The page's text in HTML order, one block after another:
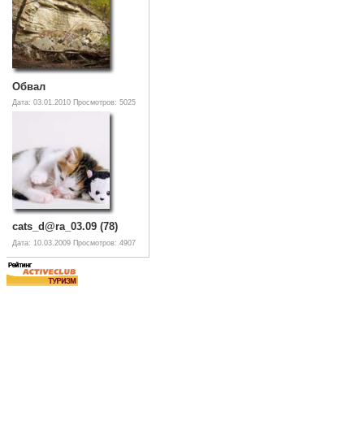
Обвал
Дата: 03.01.2010 Просмотров: 5025
cats_d@ra_03.09 (78)
Дата: 10.03.2009 Просмотров: 4907